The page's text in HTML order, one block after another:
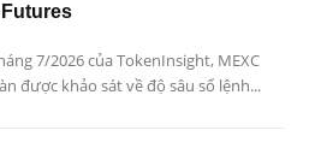
7/2026 của TokenInsight, MEXC
được khảo sát về độ sâu sổ lệnh...